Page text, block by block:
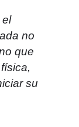
el
no
que
su